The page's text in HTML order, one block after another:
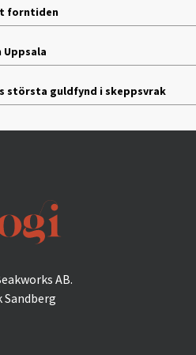
forntiden
största guldfynd i skeppsvrak
AB.
Sandberg